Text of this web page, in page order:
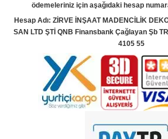
ödemeleriniz için aşağıdaki hesap
Hesap Adı: ZİRVE İNŞAAT MADENCİLİK
SAN LTD ŞTİ QNB Finansbank Çağlayan Şb
4105 55